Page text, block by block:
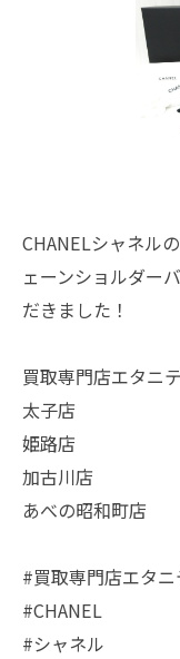
CHANELシャネル
ェーンショルダー
だきました！
買取専門店エタニ
太子店
姫路店
加古川店
あべの昭和町店
#買取専門店エタニ
#CHANEL
#シャネル